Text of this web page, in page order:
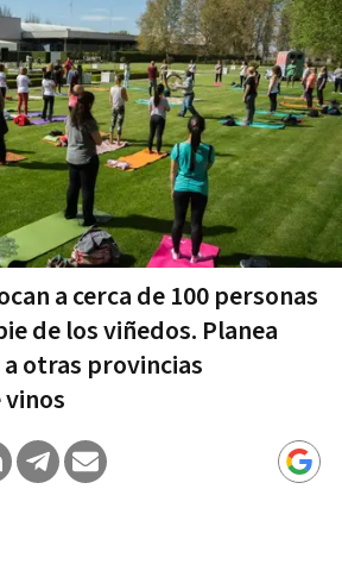
a cerca de 100 personas
de los viñedos. Planea
otras provincias